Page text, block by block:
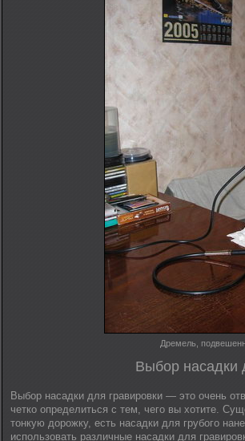
Дремель,
Выбор насадки
Выбор насадки для гравировки — это очень
четко определиться с тем, чего вы хотите.
тонкую дорожку, есть насадки для грубого
использовать различные насадки для